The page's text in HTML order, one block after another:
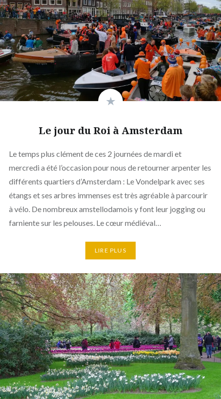
Le jour du Roi à Amsterdam
Le temps plus clément de ces 2 journées de mardi et
mercredi a été l’occasion pour nous de retourner arpenter les
différents quartiers d’Amsterdam : Le Vondelpark avec ses
étangs et ses arbres immenses est très agréable à parcourir
à vélo. De nombreux amstellodamois y font leur jogging ou
farniente sur les pelouses. Le cœur médiéval…
LIRE PLUS